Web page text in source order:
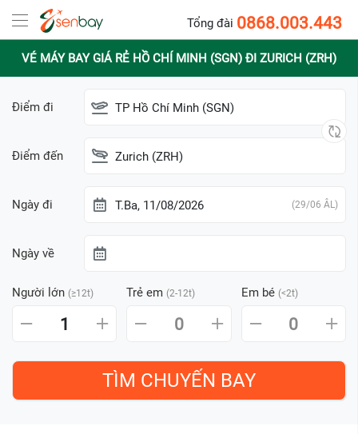
Tổng đài 0868.003.443
VÉ MÁY BAY GIÁ RẺ HỒ CHÍ MINH (SGN) ĐI ZURICH (ZRH)
Điểm đi TP Hồ Chí Minh (SGN)
Điểm đến Zurich (ZRH)
Ngày đi T.Ba, 11/08/2026 (29/06 ÂL)
Ngày về
Người lớn (≥12t) Trẻ em (2-12t) Em bé (<2t)
1 0 0